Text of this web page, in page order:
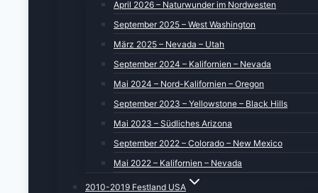
April 2026 – Naturwunder im Nordwesten
September 2025 – West Washington
März 2025 – Nevada – Utah
September 2024 – Kalifornien – Nevada
Mai 2024 – Nord-Kalifornien – Oregon
September 2023 – Yellowstone – Black Hills
Mai 2023 – Südliches Arizona
September 2022 – Colorado – New Mexico
Mai 2022 – Kalifornien – Nevada
2010-2019 Festland USA